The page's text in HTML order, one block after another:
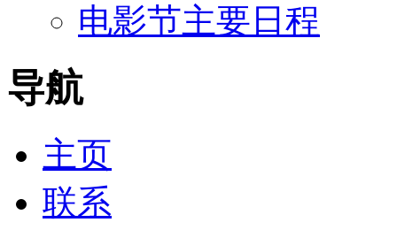
电影节主要日程
导航
主页
联系